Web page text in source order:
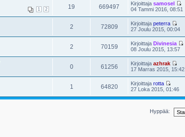
1 2 19 669497 Kirjoittaja samosel
04 Tammi 2016, 08:51
2 72809 Kirjoittaja peterra
27 Joulu 2015, 00:04
2 70159 Kirjoittaja Divinesia
08 Joulu 2015, 13:57
0 61256 Kirjoittaja azhrak
17 Marras 2015, 15:42
1 64820 Kirjoittaja rotta
27 Loka 2015, 01:46
Hyppää: